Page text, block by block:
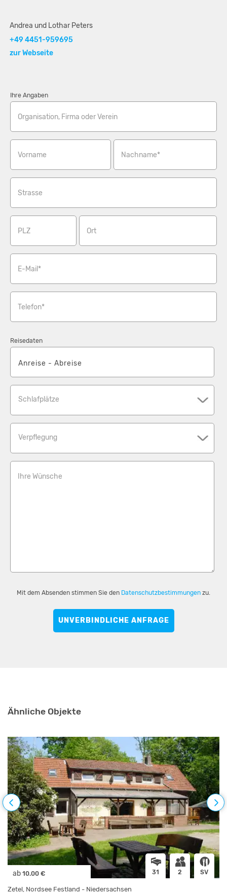
Andrea und Lothar Peters
+49 4451-959695
zur Webseite
Ihre Angaben
Organisation, Firma oder Verein
Vorname Nachname*
Strasse
PLZ Ort
E-Mail*
Telefon*
Reisedaten
Schlafplätze
Verpflegung
Ihre Wünsche
Mit dem Absenden stimmen Sie den Datenschutzbestimmungen zu.
UNVERBINDLICHE ANFRAGE
Ähnliche Objekte
ab 10.00 € 31 2 SV
Zetel, Nordsee Festland - Niedersachsen